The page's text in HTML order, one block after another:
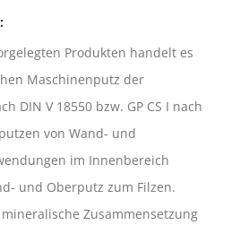
Produkten handelt es
Maschinenputz der
DIN V 18550 bzw. GP CS I nach
von Wand- und
im Innenbereich
und Oberputz zum Filzen.
Zusammensetzung